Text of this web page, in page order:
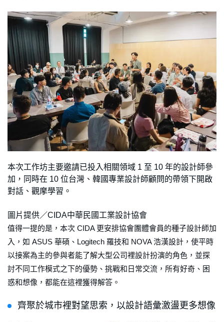
本次工作坊主要邀請已投入相關領域 1 至 10 年的設計師參
加，同時在 10 位台灣、韓國專業設計師顧問的帶領下開啟
對話、觀摩學習。
圖片提供／CIDA中華民國工業設計協會
值得一提的是，本次 CIDA 更安排協會團體會員的種子設計師加
入，如 ASUS 華碩、Logitech 羅技和 NOVA 浩漢設計，使平時
以接案為主的參與者能了解大型公司裡設計扮演的角色，並探
討不同工作模式之下的優勢、挑戰和日常交流，所有好奇、困
惑和想像，都能在這裡獲得解答。
齊聚於城市裡對望思索，以設計語彙激盪更多想像